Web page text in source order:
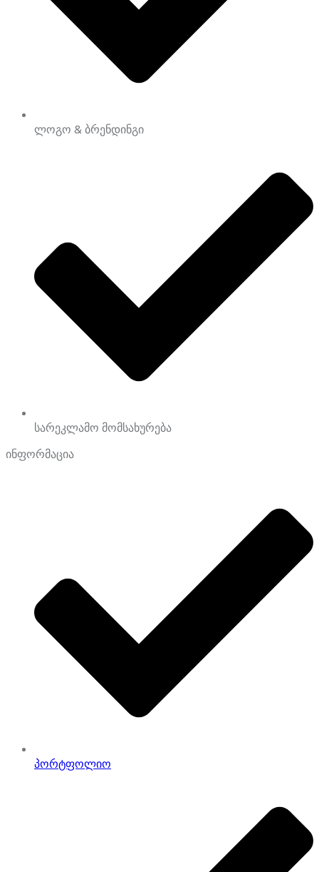
ლოგო & ბრენდინგი
სარეკლამო მომსახურება
ინფორმაცია
პორტფოლიო